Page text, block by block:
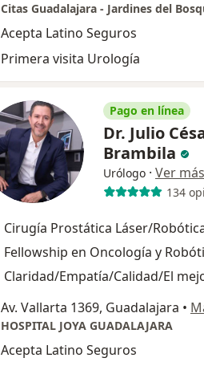
Citas Guadalajara - Jardines del
Acepta Latino Seguros
Primera visita Urología
Pago en línea
Dr. Julio
Brambila
Urólogo · Ver más
134
Cirugía Prostática Láser/
Fellowship en Oncología y
Claridad/Empatía/Calidad/El
Av. Vallarta 1369, Guadalajara •
HOSPITAL JOYA GUADALAJARA
Acepta Latino Seguros